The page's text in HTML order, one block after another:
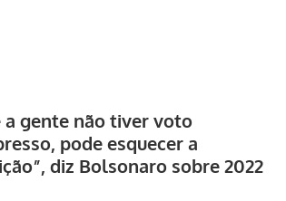
a gente não tiver voto
pode esquecer a
diz Bolsonaro sobre 2022